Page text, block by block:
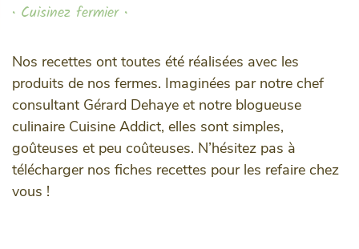
• Cuisinez fermier •
Nos recettes ont toutes été réalisées avec les
produits de nos fermes. Imaginées par notre chef
consultant Gérard Dehaye et notre blogueuse
culinaire Cuisine Addict, elles sont simples,
goûteuses et peu coûteuses. N’hésitez pas à
télécharger nos fiches recettes pour les refaire chez
vous !